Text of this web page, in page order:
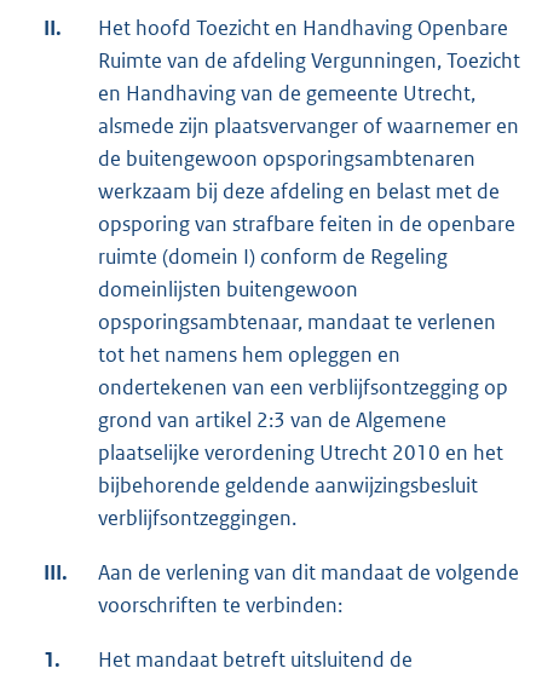
II.
Het hoofd Toezicht en Handhaving Openbare
Ruimte van de afdeling Vergunningen, Toezicht
en Handhaving van de gemeente Utrecht,
alsmede zijn plaatsvervanger of waarnemer en
de buitengewoon opsporingsambtenaren
werkzaam bij deze afdeling en belast met de
opsporing van strafbare feiten in de openbare
ruimte (domein I) conform de Regeling
domeinlijsten buitengewoon
opsporingsambtenaar, mandaat te verlenen
tot het namens hem opleggen en
ondertekenen van een verblijfsontzegging op
grond van artikel 2:3 van de Algemene
plaatselijke verordening Utrecht 2010 en het
bijbehorende geldende aanwijzingsbesluit
verblijfsontzeggingen.
III.
Aan de verlening van dit mandaat de volgende
voorschriften te verbinden:
1. Het mandaat betreft uitsluitend de